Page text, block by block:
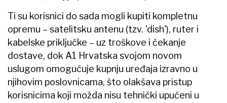
Ti su korisnici do sada mogli kupiti kompletnu
opremu – satelitsku antenu (tzv. 'dish'), ruter i
kabelske priključke – uz troškove i čekanje
dostave, dok A1 Hrvatska svojom novom
uslugom omogućuje kupnju uređaja izravno u
njihovim poslovnicama, što olakšava pristup
korisnicima koji možda nisu tehnički upućeni u